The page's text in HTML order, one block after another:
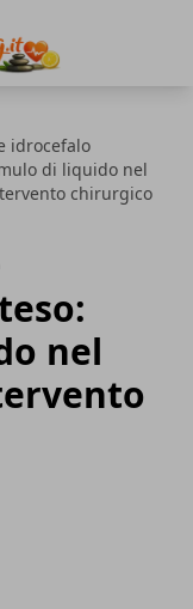
idrocefalo
di liquido nel
chirurgico
nel